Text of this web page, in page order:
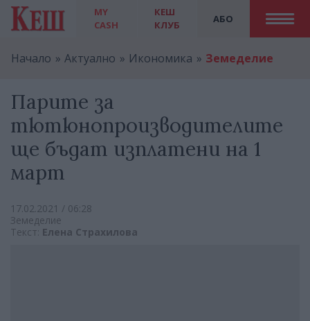
MY
CASH
АБО
КЕШ
КЛУБ
Начало Актуално Икономика Земеделие
Парите за
тютюнопроизводителите
ще бъдат изплатени на 1
март
17.02.2021 / 06:28
Земеделие
Текст: Елена Страхилова